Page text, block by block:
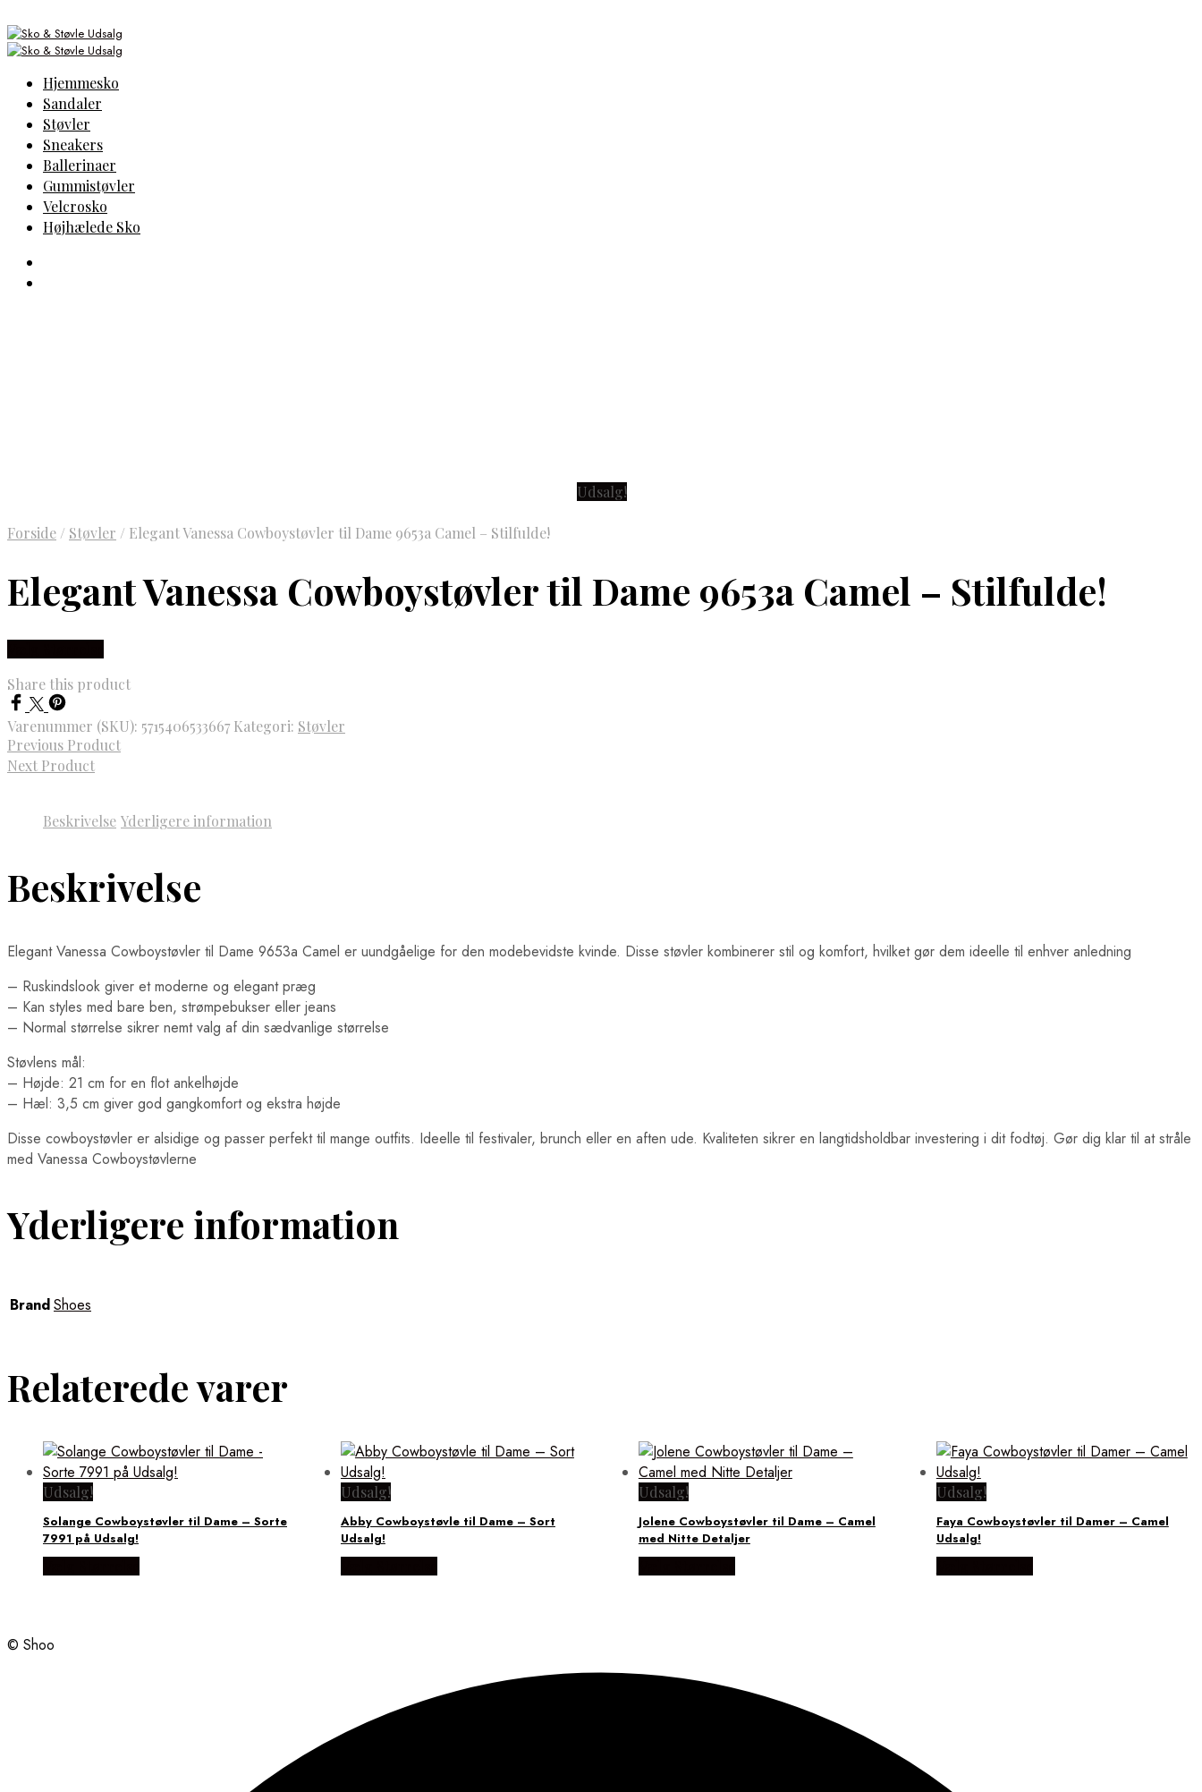
Hjemmesko
Sandaler
Støvler
Sneakers
Ballerinaer
Gummistøvler
Velcrosko
Højhælede Sko
Udsalg!
Forside / Støvler / Elegant Vanessa Cowboystøvler til Dame 9653a Camel – Stilfulde!
Elegant Vanessa Cowboystøvler til Dame 9653a Camel – Stilfulde!
Share this product
Varenummer (SKU): 5715406533667 Kategori: Støvler
Previous Product
Next Product
Beskrivelse Yderligere information
Beskrivelse
Elegant Vanessa Cowboystøvler til Dame 9653a Camel er uundgåelige for den modebevidste kvinde. Disse støvler kombinerer stil og komfort, hvilket gør dem ideelle til enhver anledning
– Ruskindslook giver et moderne og elegant præg
– Kan styles med bare ben, strømpebukser eller jeans
– Normal størrelse sikrer nemt valg af din sædvanlige størrelse
Støvlens mål:
– Højde: 21 cm for en flot ankelhøjde
– Hæl: 3,5 cm giver god gangkomfort og ekstra højde
Disse cowboystøvler er alsidige og passer perfekt til mange outfits. Ideelle til festivaler, brunch eller en aften ude. Kvaliteten sikrer en langtidsholdbar investering i dit fodtøj. Gør dig klar til at stråle
med Vanessa Cowboystøvlerne
Yderligere information
BrandShoes
Relaterede varer
Udsalg!
Solange Cowboystøvler til Dame – Sorte
7991 på Udsalg!
Udsalg!
Abby Cowboystøvle til Dame – Sort
Udsalg!
Udsalg!
Jolene Cowboystøvler til Dame – Camel
med Nitte Detaljer
Udsalg!
Faya Cowboystøvler til Damer – Camel
Udsalg!
© Shoo